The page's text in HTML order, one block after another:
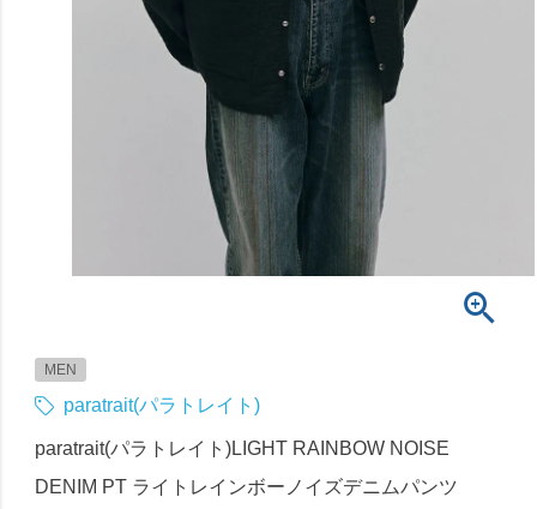
MEN
paratrait(パラトレイト)
paratrait(パラトレイト)LIGHT RAINBOW NOISE
DENIM PT ライトレインボーノイズデニムパンツ